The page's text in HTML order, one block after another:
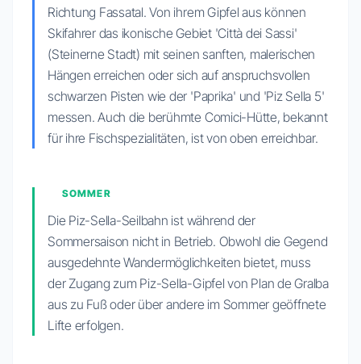
Richtung Fassatal. Von ihrem Gipfel aus können
Skifahrer das ikonische Gebiet 'Città dei Sassi'
(Steinerne Stadt) mit seinen sanften, malerischen
Hängen erreichen oder sich auf anspruchsvollen
schwarzen Pisten wie der 'Paprika' und 'Piz Sella 5'
messen. Auch die berühmte Comici-Hütte, bekannt
für ihre Fischspezialitäten, ist von oben erreichbar.
SOMMER
Die Piz-Sella-Seilbahn ist während der
Sommersaison nicht in Betrieb. Obwohl die Gegend
ausgedehnte Wandermöglichkeiten bietet, muss
der Zugang zum Piz-Sella-Gipfel von Plan de Gralba
aus zu Fuß oder über andere im Sommer geöffnete
Lifte erfolgen.